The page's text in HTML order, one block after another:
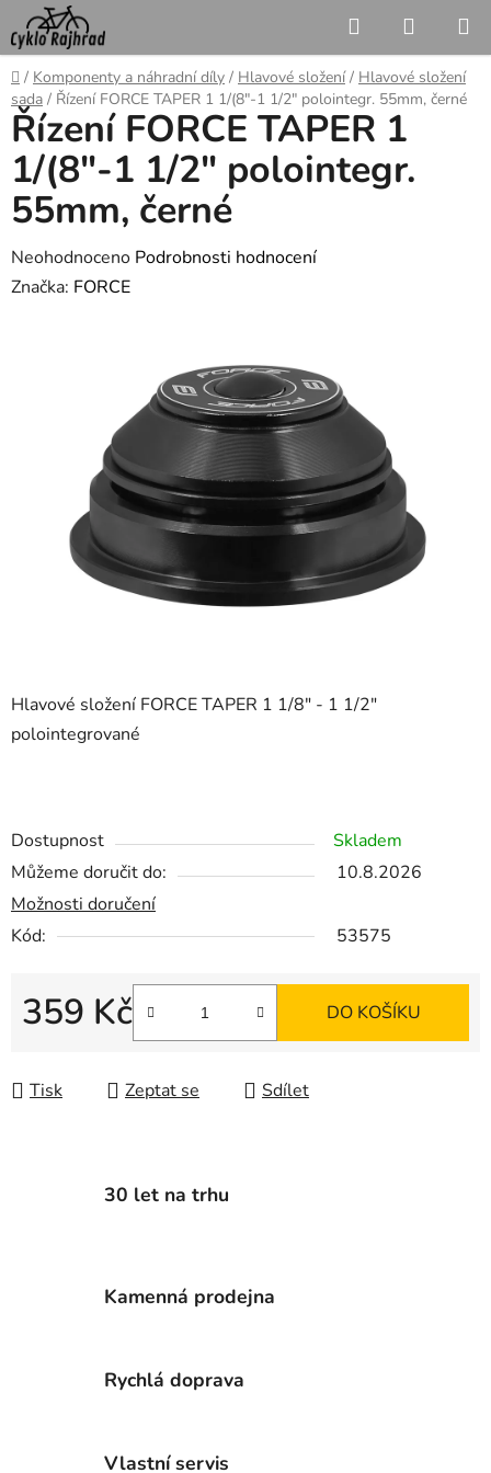
Přejít
na
obsah
Hledat
KOŠÍK
Domů
/ Komponenty a náhradní díly / Hlavové složení / Hlavové složení
sada / Řízení FORCE TAPER 1 1/(8"-1 1/2" polointegr. 55mm, černé
Hlavové složení FORCE TAPER 1 1/8" - 1 1/2"
polointegrované
Dostupnost
Skladem
Můžeme doručit do:
10.8.2026
Možnosti doručení
Kód:
53575
359 Kč DO KOŠÍKU
Tisk Zeptat se Sdílet
Řízení FORCE TAPER 1
1/(8"-1 1/2" polointegr.
55mm, černé
Průměrné
hodnocení
Neohodnoceno Podrobnosti hodnocení
Značka: FORCE
30 let na trhu
Kamenná prodejna
Rychlá doprava
Vlastní servis